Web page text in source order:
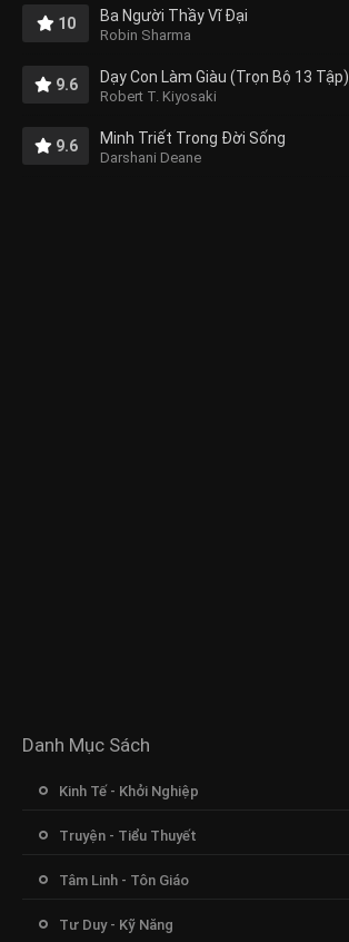
10 Ba Người Thầy Vĩ Đại
Robin Sharma
9.6 Dạy Con Làm Giàu (Trọn Bộ 13 Tập)
Robert T. Kiyosaki
9.6 Minh Triết Trong Đời Sống
Darshani Deane
Danh Mục Sách
Kinh Tế - Khởi Nghiệp
Truyện - Tiểu Thuyết
Tâm Linh - Tôn Giáo
Tư Duy - Kỹ Năng